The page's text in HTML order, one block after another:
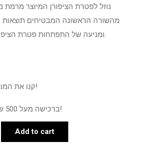
נוזל לפטרת הציפורן המיוצר מרמת
מהשורה הראשונה המבטיחים תוצאות
קנו את המוצר ותרוויחו 20 נקודות!
ברכישה מעל 500 ש"ח תרוויחו 40 נקודות!
Add to cart